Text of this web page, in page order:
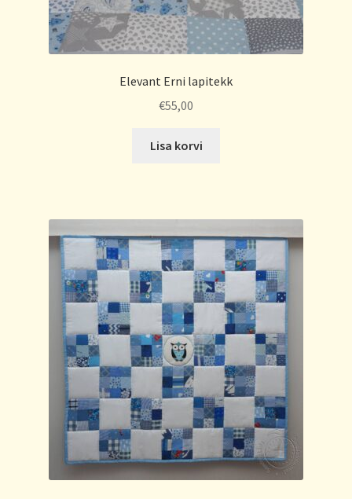
Elevant Erni lapitekk
€55,00
Lisa korvi